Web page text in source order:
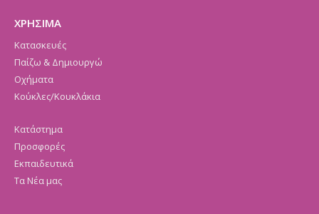
ΧΡΗΣΙΜΑ
Κατασκευές
Παίζω & Δημιουργώ
Οχήματα
Κούκλες/Κουκλάκια
Κατάστημα
Προσφορές
Εκπαιδευτικά
Τα Νέα μας